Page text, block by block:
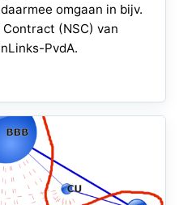
omgaan in bijv.
Contract (NSC) van
PvdA.